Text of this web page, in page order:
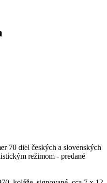
70 diel českých a slovenských
režimom - predané